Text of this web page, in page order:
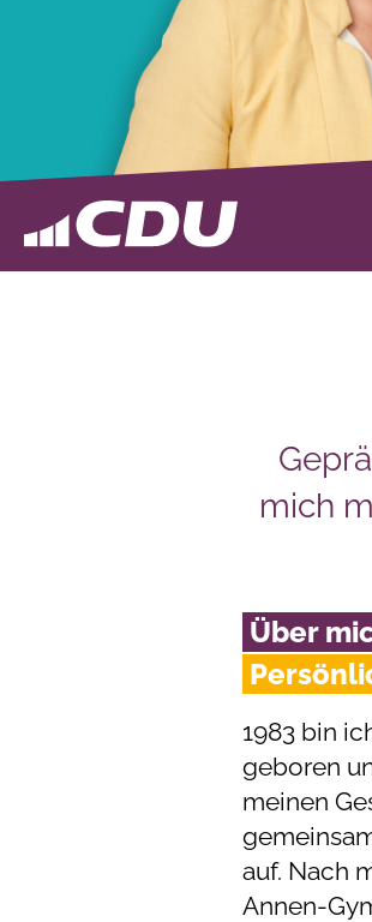
mich
Über
1983 bin
geboren
meinen
auf. Nach
Annen-